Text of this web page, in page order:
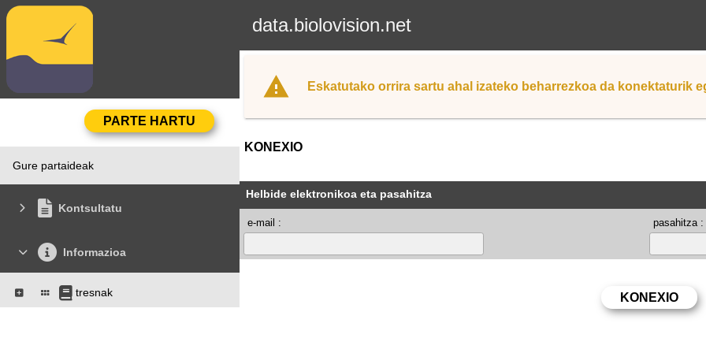
data.biolovision.net
Gure partaideak
Kontsultatu
Informazioa
tresnak
Eskatutako orrira sartu ahal izateko beharrezkoa da konektaturik
KONEXIO
Helbide elektronikoa eta pasahitza
e-mail : pasahitza :